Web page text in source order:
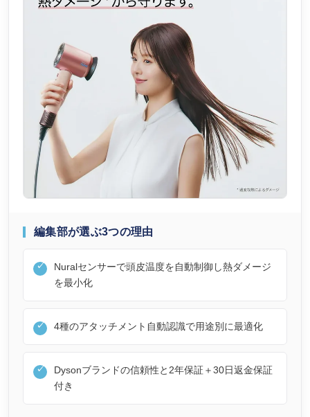
編集部が選ぶ3つの理由
Nuralセンサーで頭皮温度を自動制御し熱ダメージ
を最小化
4種のアタッチメント自動認識で用途別に最適化
Dysonブランドの信頼性と2年保証＋30日返金保証
付き